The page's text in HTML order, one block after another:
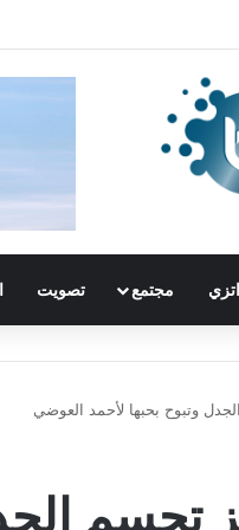
مجتمع تصويت
وتبوح بحبها لأحمد العوضي
تحسم